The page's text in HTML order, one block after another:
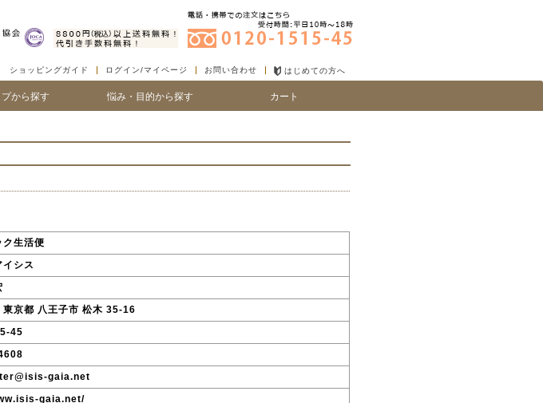
ショッピングガイド ログイン/マイページ お問い合わせ はじめての方へ
から探す 悩み・目的から探す カート
ク生活便
シス
京都 八王子市 松木 35-16
45
gaia.net
gaia.net/